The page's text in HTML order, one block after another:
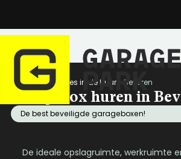
Home Locaties in de buurt Beveren
Garagebox huren in
De best beveiligde garageboxen!
De ideale opslagruimte, werkruimte